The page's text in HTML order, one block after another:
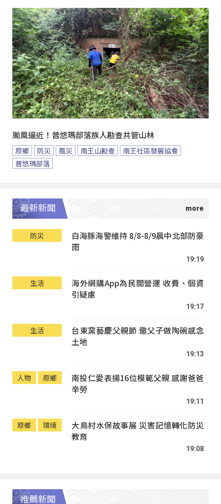
颱風逼近！普悠瑪部落族人勘查共管山林
原鄉 防災 風災 南王山勘查
南王社區發展協會
普悠瑪部落
最新新聞
防災
白海豚海警維持 8/8-8/9晨中北部防豪
雨
19:19
生活
海外網購App為民間營運 收費、個資
引疑慮
19:17
生活
台東窯藝慶父親節 邀父子做陶碗感念
土地
19:13
人物 原鄉
南投仁愛表揚16位模範父親 感謝爸爸
辛勞
19:11
原鄉 環境
大鳥村水保故事展 災害記憶轉化防災
教育
19:08
推薦新聞